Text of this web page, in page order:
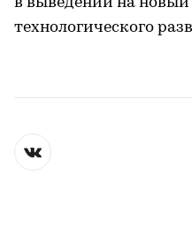
в выведении на новый
технологического